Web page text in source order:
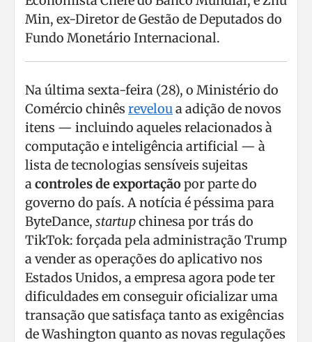
Min, ex-Diretor de Gestão de Deputados do
Fundo Monetário Internacional.
Na última sexta-feira (28), o Ministério do
Comércio chinês reveloua adição de novos
itens — incluindo aqueles relacionados à
computação e inteligência artificial — à
lista de tecnologias sensíveis sujeitas
acontroles de exportaçãopor parte do
governo do país. A notícia é péssima para
ByteDance, startupchinesa por trás do
TikTok: forçada pela administração Trump
a vender as operações do aplicativo nos
Estados Unidos, a empresa agora pode ter
dificuldades em conseguir oficializar uma
transação que satisfaça tanto as exigências
de Washington quanto as novas regulações